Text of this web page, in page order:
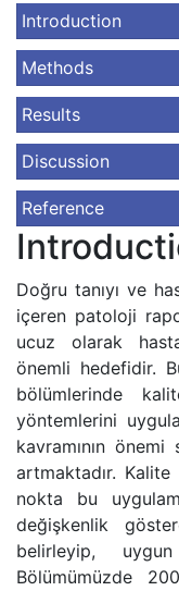
Introduction
Methods
Results
Discussion
Reference
Doğru tanıyı ve
içeren patoloji
ucuz olarak
önemli hedefidir.
bölümlerinde
yöntemlerini
kavramının
artmaktadır.
nokta bu
değişkenlik
belirleyip,
Bölümümüzde